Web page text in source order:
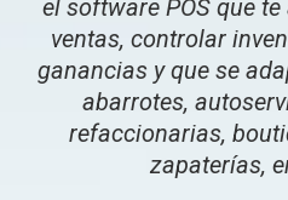
el software POS que
ventas, controlar
ganancias y que se
abarrotes,
refaccionarias,
zapaterías,